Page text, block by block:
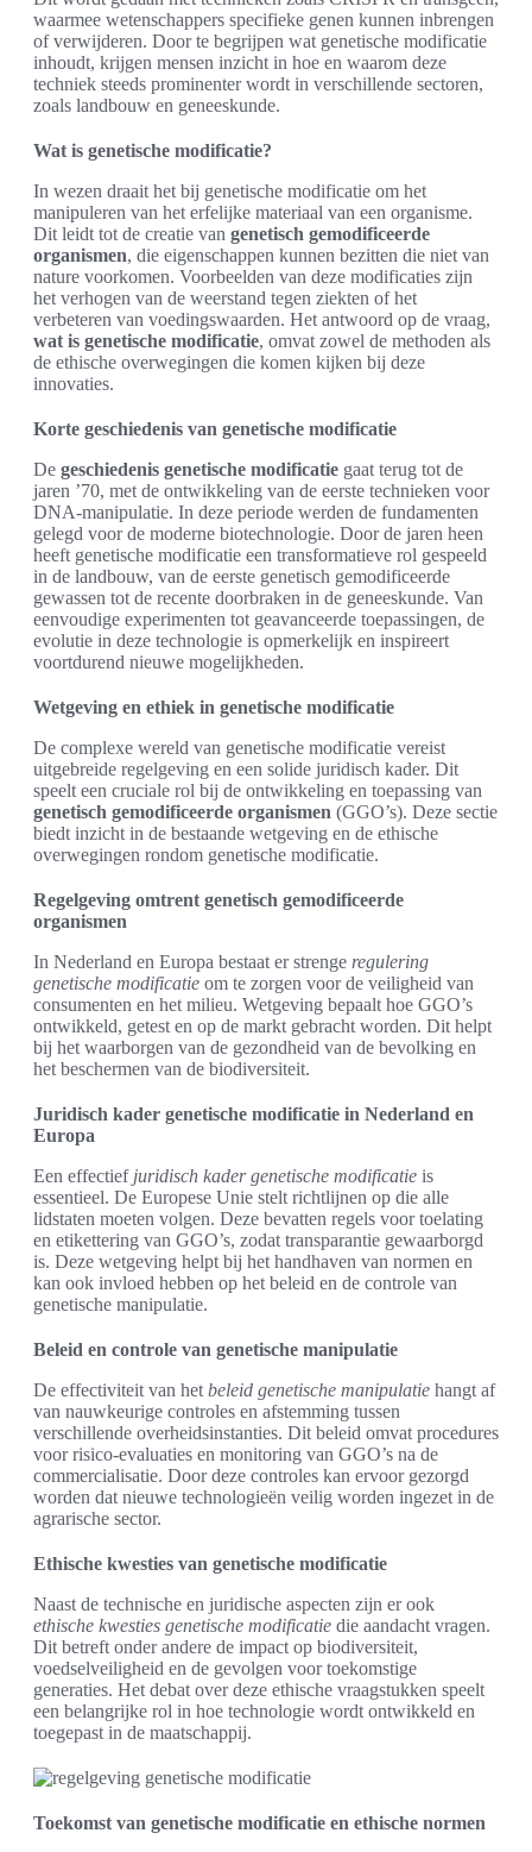
waarmee wetenschappers specifieke genen kunnen inbrengen
of verwijderen. Door te begrijpen wat genetische modificatie
inhoudt, krijgen mensen inzicht in hoe en waarom deze
techniek steeds prominenter wordt in verschillende sectoren,
zoals landbouw en geneeskunde.
Wat is genetische modificatie?
In wezen draait het bij genetische modificatie om het
manipuleren van het erfelijke materiaal van een organisme.
Dit leidt tot de creatie van genetisch gemodificeerde
organismen, die eigenschappen kunnen bezitten die niet van
nature voorkomen. Voorbeelden van deze modificaties zijn
het verhogen van de weerstand tegen ziekten of het
verbeteren van voedingswaarden. Het antwoord op de vraag,
wat is genetische modificatie, omvat zowel de methoden als
de ethische overwegingen die komen kijken bij deze
innovaties.
Korte geschiedenis van genetische modificatie
De geschiedenis genetische modificatie gaat terug tot de
jaren ’70, met de ontwikkeling van de eerste technieken voor
DNA-manipulatie. In deze periode werden de fundamenten
gelegd voor de moderne biotechnologie. Door de jaren heen
heeft genetische modificatie een transformatieve rol gespeeld
in de landbouw, van de eerste genetisch gemodificeerde
gewassen tot de recente doorbraken in de geneeskunde. Van
eenvoudige experimenten tot geavanceerde toepassingen, de
evolutie in deze technologie is opmerkelijk en inspireert
voortdurend nieuwe mogelijkheden.
Wetgeving en ethiek in genetische modificatie
De complexe wereld van genetische modificatie vereist
uitgebreide regelgeving en een solide juridisch kader. Dit
speelt een cruciale rol bij de ontwikkeling en toepassing van
genetisch gemodificeerde organismen (GGO’s). Deze sectie
biedt inzicht in de bestaande wetgeving en de ethische
overwegingen rondom genetische modificatie.
Regelgeving omtrent genetisch gemodificeerde
organismen
In Nederland en Europa bestaat er strenge regulering
genetische modificatie om te zorgen voor de veiligheid van
consumenten en het milieu. Wetgeving bepaalt hoe GGO’s
ontwikkeld, getest en op de markt gebracht worden. Dit helpt
bij het waarborgen van de gezondheid van de bevolking en
het beschermen van de biodiversiteit.
Juridisch kader genetische modificatie in Nederland en
Europa
Een effectief juridisch kader genetische modificatie is
essentieel. De Europese Unie stelt richtlijnen op die alle
lidstaten moeten volgen. Deze bevatten regels voor toelating
en etikettering van GGO’s, zodat transparantie gewaarborgd
is. Deze wetgeving helpt bij het handhaven van normen en
kan ook invloed hebben op het beleid en de controle van
genetische manipulatie.
Beleid en controle van genetische manipulatie
De effectiviteit van het beleid genetische manipulatie hangt af
van nauwkeurige controles en afstemming tussen
verschillende overheidsinstanties. Dit beleid omvat procedures
voor risico-evaluaties en monitoring van GGO’s na de
commercialisatie. Door deze controles kan ervoor gezorgd
worden dat nieuwe technologieën veilig worden ingezet in de
agrarische sector.
Ethische kwesties van genetische modificatie
Naast de technische en juridische aspecten zijn er ook
ethische kwesties genetische modificatie die aandacht vragen.
Dit betreft onder andere de impact op biodiversiteit,
voedselveiligheid en de gevolgen voor toekomstige
generaties. Het debat over deze ethische vraagstukken speelt
een belangrijke rol in hoe technologie wordt ontwikkeld en
toegepast in de maatschappij.
Toekomst van genetische modificatie en ethische normen